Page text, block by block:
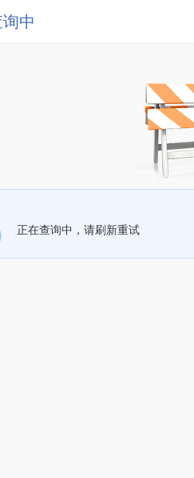
中
正在查询中，请刷新重试